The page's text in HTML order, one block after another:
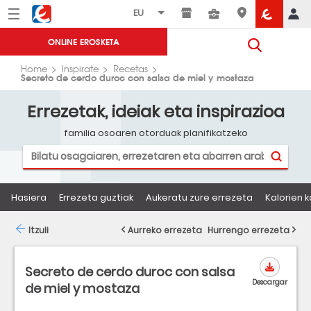
Menú Eroski
ONLINE EROSKETA
Home Inspirate Recetas
Secreto de cerdo duroc con salsa de miel y mostaza
Errezetak, ideiak eta inspirazioa
familia osoaren otorduak planifikatzeko
Hasiera Errezeta guztiak Aukeratu zure errezeta Kalorien
Secreto de cerdo duroc con salsa
de miel y mostaza
Descargar
Itzuli Aurreko errezeta Hurrengo errezeta